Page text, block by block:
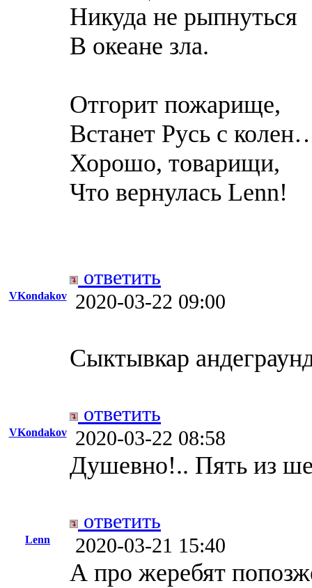
Никуда не рыпнуться
В океане зла.
Отгорит пожарище,
Встанет Русь с
Хорошо, товарищи,
Что вернулась Lenn!
ответить
VKondakov 2020-03-22 09:00
Сыктывкар
ответить
VKondakov 2020-03-22 08:58
Душевно!.. Пять из
ответить
Lenn 2020-03-21 15:40
А про жеребят